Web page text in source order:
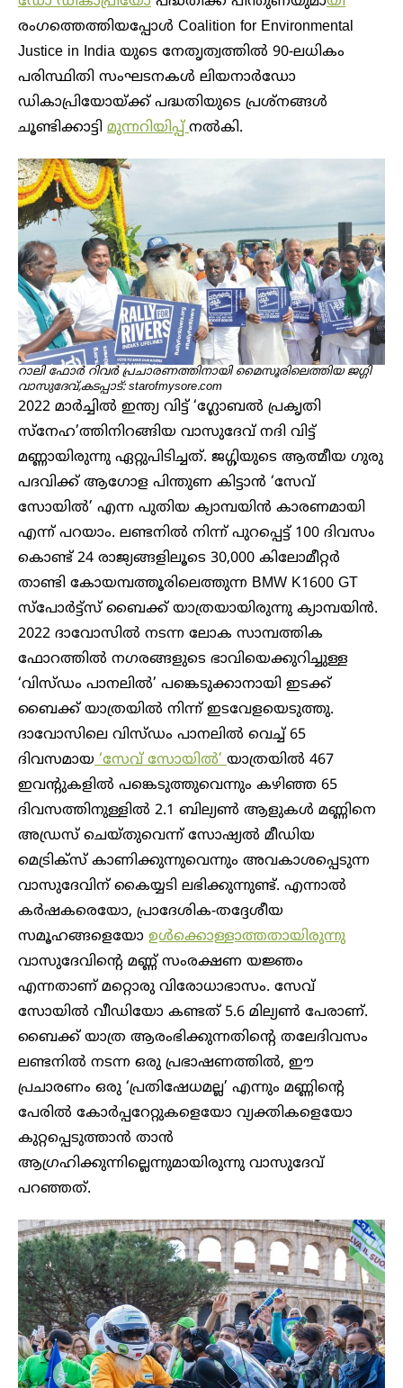
രംഗത്തെത്തിയപ്പോൾ Coalition for Environmental
Justice in India യുടെ നേത‍ൃത്വത്തിൽ 90-ലധികം
പരിസ്ഥിതി സംഘടനകൾ ലിയനാർഡോ
ഡികാപ്രിയോയ്ക്ക് പദ്ധതിയുടെ പ്രശ്നങ്ങൾ
ചൂണ്ടിക്കാട്ടി മുന്നറിയിപ്പ് നൽകി.
റാലി ഫോർ റിവർ പ്രചാരണത്തിനായി മൈസൂരിലെത്തിയ ജഗ്ഗി
വാസുദേവ്,കടപ്പാട്: starofmysore.com
2022 മാർച്ചിൽ‌ ഇന്ത്യ വിട്ട് ‘ഗ്ലോബൽ പ്രകൃതി
സ്നേഹ’ത്തിനിറങ്ങിയ വാസുദേവ് നദി വിട്ട്
മണ്ണായിരുന്നു ഏറ്റുപിടിച്ചത്. ജഗ്ഗിയുടെ ആത്മീയ ഗുരു
പദവിക്ക് ആഗോള പിന്തുണ കിട്ടാൻ ‘സേവ്
സോയിൽ’ എന്ന പുതിയ ക്യാമ്പയിൻ കാരണമായി
എന്ന് പറയാം. ലണ്ടനിൽ നിന്ന് പുറപ്പെട്ട് 100 ദിവസം
കൊണ്ട് 24 രാജ്യങ്ങളിലൂടെ 30,000 കിലോമീറ്റർ
താണ്ടി കോയമ്പത്തൂരിലെത്തുന്ന BMW K1600 GT
സ്പോർട്ട്സ് ബൈക്ക് യാത്രയായിരുന്നു ക്യാമ്പയിൻ.
‍2022 ദാവോസിൽ നടന്ന ലോക സാമ്പത്തിക
ഫോറത്തിൽ നഗരങ്ങളുടെ ഭാവിയെക്കുറിച്ചുള്ള
‘വിസ്ഡം പാനലിൽ’ പങ്കെടുക്കാനായി ഇടക്ക്
ബൈക്ക് യാത്രയിൽ നിന്ന് ഇടവേളയെടുത്തു.
ദാവോസിലെ വിസ്ഡം പാനലിൽ വെച്ച് 65
ദിവസമായ‘സേവ് സോയിൽ’യാത്രയിൽ 467
ഇവൻ്റുകളിൽ പങ്കെടുത്തുവെന്നും കഴിഞ്ഞ 65
ദിവസത്തിനുള്ളിൽ 2.1 ബില്യൺ ആളുകൾ മണ്ണിനെ
അഡ്രസ് ചെയ്തുവെന്ന് സോഷ്യൽ മീഡിയ
മെട്രിക്സ് കാണിക്കുന്നുവെന്നും അവകാശപ്പെടുന്ന
വാസുദേവിന് കൈയ്യടി ലഭിക്കുന്നുണ്ട്. എന്നാൽ
കർഷകരെയോ, പ്രാദേശിക-തദ്ദേശീയ
സമൂഹങ്ങളെയോ ഉൾക്കൊള്ളാത്തതായിരുന്നു
വാസുദേവിന്റെ മണ്ണ് സംരക്ഷണ യ‍ജ്ഞം
എന്നതാണ് മറ്റൊരു വിരോധാഭാസം. സേവ്
സോയിൽ വീഡിയോ കണ്ടത് 5.6 മില്യൺ പേരാണ്.
ബൈക്ക് യാത്ര ആരംഭിക്കുന്നതിൻ്റെ തലേദിവസം
ലണ്ടനിൽ നടന്ന ഒരു പ്രഭാഷണത്തിൽ, ഈ
പ്രചാരണം ഒരു ‘പ്രതിഷേധമല്ല’ എന്നും മണ്ണിന്റെ
പേരിൽ കോർപ്പറേറ്റുകളെയോ വ്യക്തികളെയോ
കുറ്റപ്പെടുത്താൻ താൻ
ആഗ്രഹിക്കുന്നില്ലെന്നുമായിരുന്നു വാസുദേവ്
പറഞ്ഞത്.